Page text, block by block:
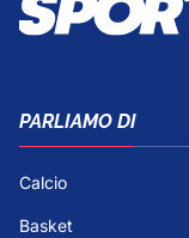
PARLIAMO DI
Calcio
Basket